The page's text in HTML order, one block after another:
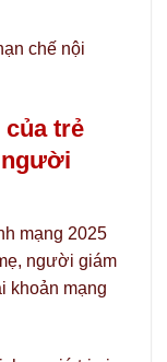
chế nội
của trẻ
người
mạng 2025
người giám
khoản mạng